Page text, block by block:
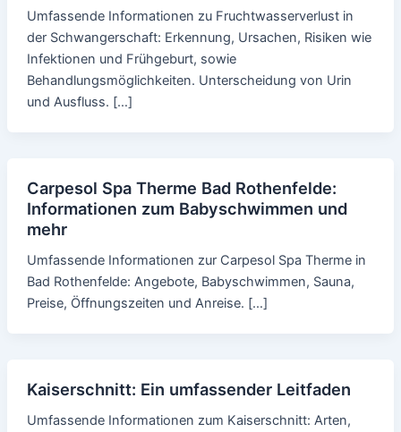
Umfassende Informationen zu Fruchtwasserverlust in
der Schwangerschaft: Erkennung, Ursachen, Risiken wie
Infektionen und Frühgeburt, sowie
Behandlungsmöglichkeiten. Unterscheidung von Urin
und Ausfluss. […]
Carpesol Spa Therme Bad Rothenfelde:
Informationen zum Babyschwimmen und
mehr
Umfassende Informationen zur Carpesol Spa Therme in
Bad Rothenfelde: Angebote, Babyschwimmen, Sauna,
Preise, Öffnungszeiten und Anreise. […]
Kaiserschnitt: Ein umfassender Leitfaden
Umfassende Informationen zum Kaiserschnitt: Arten,